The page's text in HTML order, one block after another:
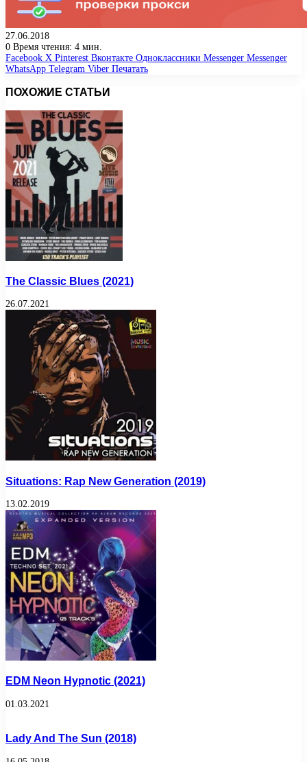
27.06.2018
0 Время чтения: 4 мин.
Facebook X Pinterest Вконтакте Одноклассники Messenger Messenger
WhatsApp Telegram Viber Печатать
ПОХОЖИЕ СТАТЬИ
The Classic Blues (2021)
26.07.2021
Situations: Rap New Generation (2019)
13.02.2019
EDM Neon Hypnotic (2021)
01.03.2021
Lady And The Sun (2018)